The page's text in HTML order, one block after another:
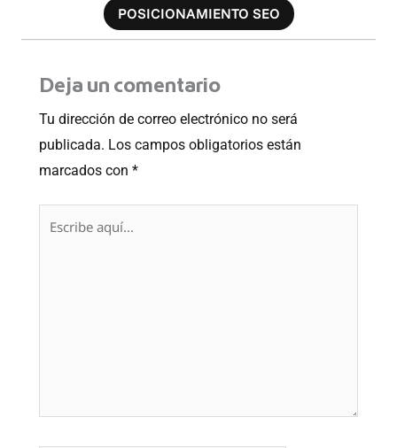
POSICIONAMIENTO SEO
Deja un comentario
Tu dirección de correo electrónico no será
publicada. Los campos obligatorios están
marcados con *